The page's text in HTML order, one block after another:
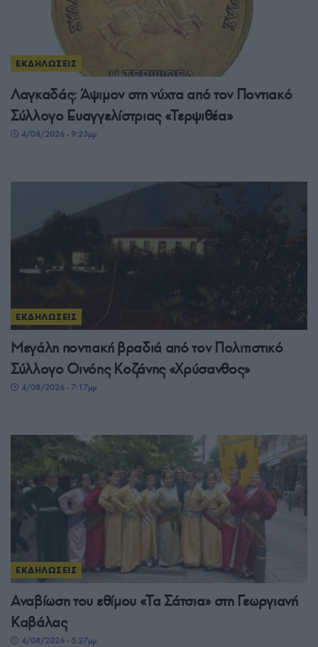
ΕΚΔΗΛΩΣΕΙΣ
Λαγκαδάς: Άψιμον στη νύχτα από τον Ποντιακό
Σύλλογο Ευαγγελίστριας «Τερψιθέα»
4/08/2026 - 9:23μμ
ΕΚΔΗΛΩΣΕΙΣ
Μεγάλη ποντιακή βραδιά από τον Πολιτιστικό
Σύλλογο Οινόης Κοζάνης «Χρύσανθος»
4/08/2026 - 7:17μμ
ΕΚΔΗΛΩΣΕΙΣ
Αναβίωση του εθίμου «Τα Σάτσια» στη Γεωργιανή
Καβάλας
4/08/2026 - 5:27μμ